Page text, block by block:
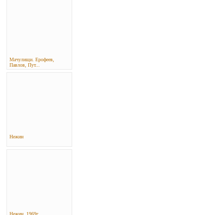
Мачулищи. Ерофеев,
Павлов, Пут...
Нежин